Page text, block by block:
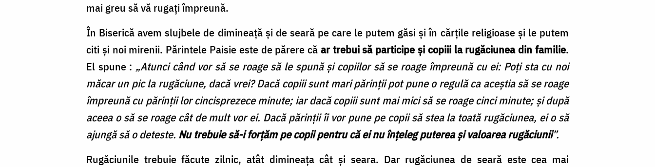
mai greu să vă rugaţi împreună.
În Biserică avem slujbele de dimineaţă şi de seară pe care le putem găsi şi în cărţile religioase şi le putem
citi şi noi mirenii. Părintele Paisie este de părere că ar trebui să participe şi copiii la rugăciunea din familie.
El spune : „Atunci când vor să se roage să le spună şi copiilor să se roage împreună cu ei: Poţi sta cu noi
măcar un pic la rugăciune, dacă vrei? Dacă copiii sunt mari părinţii pot pune o regulă ca aceştia să se roage
împreună cu părinţii lor cincisprezece minute; iar dacă copiii sunt mai mici să se roage cinci minute; şi după
aceea o să se roage cât de mult vor ei. Dacă părinţii îi vor pune pe copii să stea la toată rugăciunea, ei o să
ajungă să o deteste. Nu trebuie să-i forţăm pe copii pentru că ei nu înţeleg puterea şi valoarea rugăciunii”.
Rugăciunile trebuie făcute zilnic, atât dimineaţa cât şi seara. Dar rugăciunea de seară este cea mai